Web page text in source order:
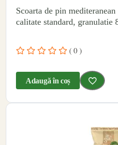
Scoarta de pin
( 0 )
Adaugă în coș